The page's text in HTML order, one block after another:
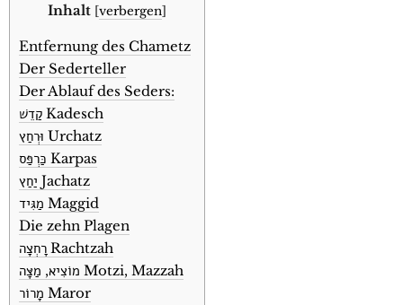
Inhalt [verbergen]
Entfernung des Chametz
Der Sederteller
Der Ablauf des Seders:
קַדֵשׁ Kadesch
וּרְחַץ Urchatz
כַּרְפַּס Karpas
יַחַץ Jachatz
מַגִּיד Maggid
Die zehn Plagen
רָחְצָה Rachtzah
מוֹצִיא, מַצָּה Motzi, Mazzah
מָרוֹר Maror